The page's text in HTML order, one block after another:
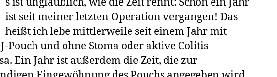
at
s
A
p
p
c
e
b
o
o
itt
er
er
es
t
d
di
t
le
n
ist seit meiner letzten Operation vergangen! Das
heißt ich lebe mittlerweile seit einem Jahr mit
Pouch und ohne Stoma oder aktive Colitis
Ein Jahr ist außerdem die Zeit, die zur